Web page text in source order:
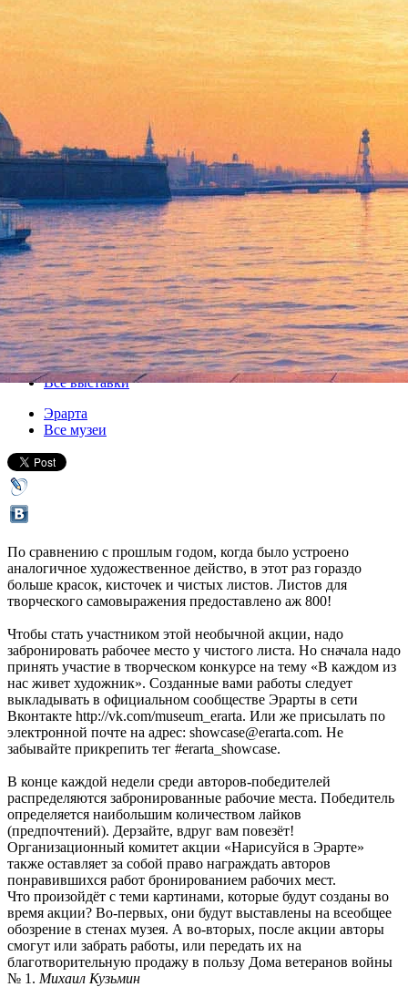
Масштабная акция
«Нарисуйся в Эрарте!»
28 сентября 2012, пятница,18.00
Версия для печати
Все выставки
Эрарта
Все музеи
По сравнению с прошлым годом, когда было устроено
аналогичное художественное действо, в этот раз гораздо
больше красок, кисточек и чистых листов. Листов для
творческого самовыражения предоставлено аж 800!
Чтобы стать участником этой необычной акции, надо
забронировать рабочее место у чистого листа. Но сначала надо
принять участие в творческом конкурсе на тему «В каждом из
нас живет художник». Созданные вами работы следует
выкладывать в официальном сообществе Эрарты в сети
Вконтакте http://vk.com/museum_erarta. Или же присылать по
электронной почте на адрес: showcase@erarta.com. Не
забывайте прикрепить тег #erarta_showcase.
В конце каждой недели среди авторов-победителей
распределяются забронированные рабочие места. Победитель
определяется наибольшим количеством лайков
(предпочтений). Дерзайте, вдруг вам повезёт!
Организационный комитет акции «Нарисуйся в Эрарте»
также оставляет за собой право награждать авторов
понравившихся работ бронированием рабочих мест.
Что произойдёт с теми картинами, которые будут созданы во
время акции? Во-первых, они будут выставлены на всеобщее
обозрение в стенах музея. А во-вторых, после акции авторы
смогут или забрать работы, или передать их на
благотворительную продажу в пользу Дома ветеранов войны
№ 1. Михаил Кузьмин